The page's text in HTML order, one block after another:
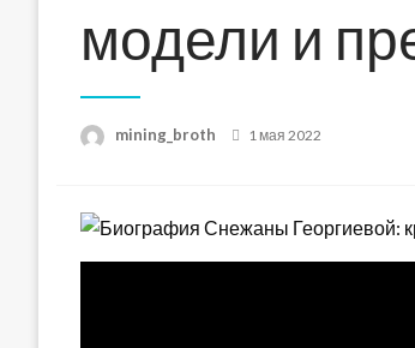
модели и
mining_broth
Posted
1 мая 2022